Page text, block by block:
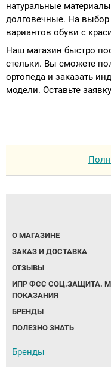
натуральные
долговечные. На выбор
вариантов обуви с
Наш магазин быстро
стельки. Вы сможете
ортопеда и заказать
модели. Оставьте
О МАГАЗИНЕ
ЗАКАЗ И ДОСТАВКА
ОТЗЫВЫ
ИПР ФСС СОЦ.ЗАЩИТА.
ПОКАЗАНИЯ
БРЕНДЫ
ПОЛЕЗНО ЗНАТЬ
Бренды